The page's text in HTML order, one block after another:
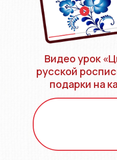
Видео урок
русской
подарки на